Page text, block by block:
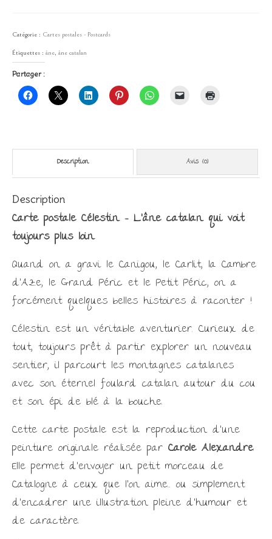
postale
Célestin
Catégorie : Cartes postales - Postcards
Étiquettes : âne, âne catalan
Partager :
Description Avis (0)
Description
Carte postale Célestin – L’âne catalan qui voit
toujours plus loin
Quand on a gravi le Canigou, le Carlit, la Cambre
d’Aze, le Grand Péric et le Petit Péric, on a
forcément quelques belles histoires à raconter !
Célestin est un véritable aventurier. Curieux de
tout, toujours prêt à partir explorer un nouveau
sentier, il parcourt les montagnes catalanes
avec son éternel foulard catalan autour du cou
et son épi de blé à la bouche.
Cette carte postale est la reproduction d’une
peinture originale réalisée par Carole Alexandre.
Elle permet d’envoyer un petit morceau de
Catalogne à ceux que l’on aime… ou simplement
d’encadrer une illustration pleine d’humour et
de caractère.